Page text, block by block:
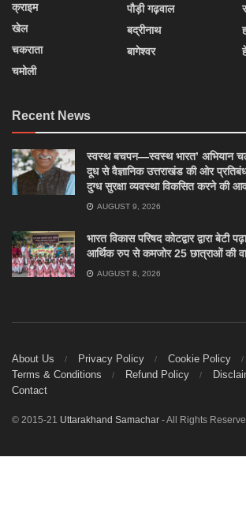
क्राइम
खेल
चकराता
चमोली
पौड़ी गढ़वाल
बद्रीनाथ
बागेश्वर
Recent News
स्वस्थ बचपन—स्वस्थ भारत’ अभियान
दूध से वैज्ञानिक उत्तराखंड की ओर
दुग्ध सुरक्षा व्यवस्था विकसित करने की
AUGUST 9, 2026
भारत विकास परिषद कोटद्वार द्वारा
आर्थिक रुप से कमजोर 25 छात्राओं की
AUGUST 8, 2026
About Us Privacy Policy
Cookie Policy
Terms & Conditions
Refund Policy
Contact
© 2015-21 Uttarakhand Samachar - All Rights